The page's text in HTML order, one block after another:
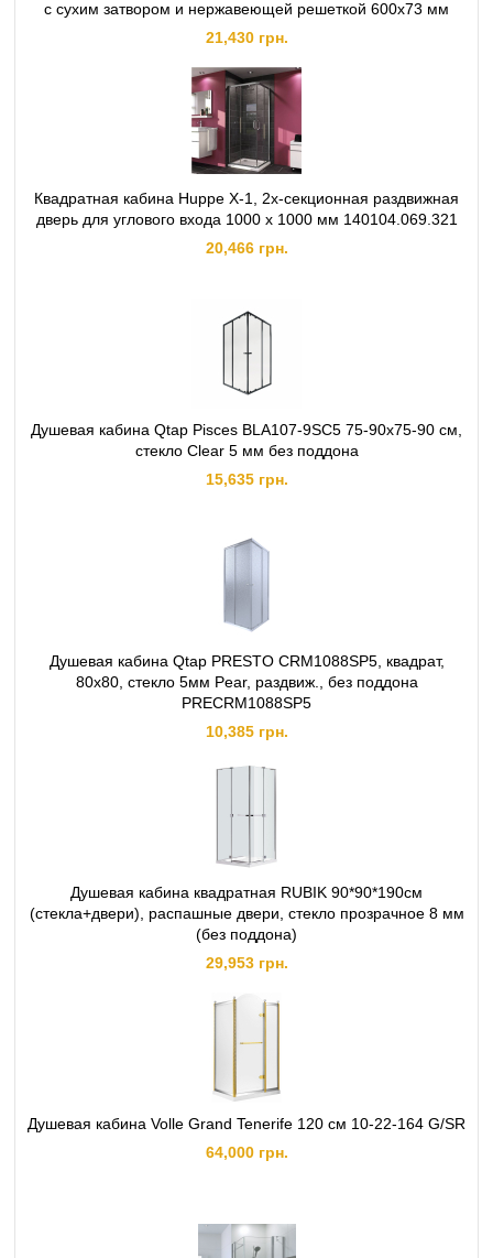
с сухим затвором и нержавеющей решеткой 600х73 мм
21,430 грн.
Квадратная кабина Huppe X-1, 2х‐секционная раздвижная
дверь для углового входа 1000 х 1000 мм 140104.069.321
20,466 грн.
Душевая кабина Qtap Pisces BLA107-9SC5 75-90x75-90 см,
стекло Clear 5 мм без поддона
15,635 грн.
Душевая кабина Qtap PRESTO CRM1088SP5, квадрат,
80x80, стекло 5мм Pear, раздвиж., без поддона
PRECRM1088SP5
10,385 грн.
Душевая кабина квадратная RUBIK 90*90*190см
(стекла+двери), распашные двери, стекло прозрачное 8 мм
(без поддона)
29,953 грн.
Душевая кабина Volle Grand Tenerife 120 см 10-22-164 G/SR
64,000 грн.